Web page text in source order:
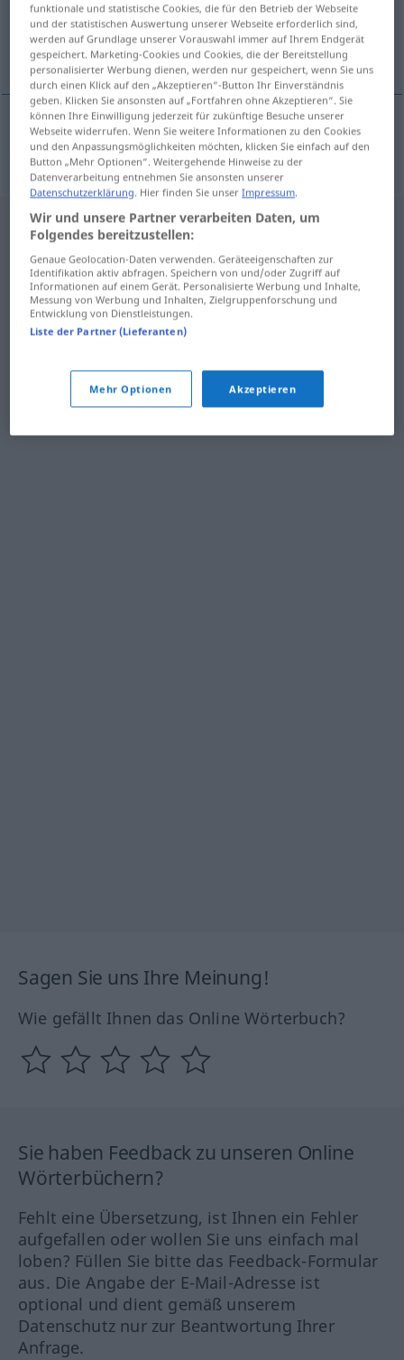
Übersicht aller Übersetzungen
(Für mehr Details die Übersetzung anklicken/antippen)
pozivati → siehe „pozvati“
Sagen Sie uns Ihre Meinung!
Wie gefällt Ihnen das Online Wörterbuch?
Sie haben Feedback zu unseren Online
Wörterbüchern?
Fehlt eine Übersetzung, ist Ihnen ein Fehler
aufgefallen oder wollen Sie uns einfach mal
loben? Füllen Sie bitte das Feedback-Formular
aus. Die Angabe der E-Mail-Adresse ist
optional und dient gemäß unserem
Datenschutz nur zur Beantwortung Ihrer
Anfrage.
funktionale und statistische Cookies, die für den Betrieb der Webseite
und der statistischen Auswertung unserer Webseite erforderlich sind,
werden auf Grundlage unserer Vorauswahl immer auf Ihrem Endgerät
gespeichert. Marketing-Cookies und Cookies, die der Bereitstellung
personalisierter Werbung dienen, werden nur gespeichert, wenn Sie uns
durch einen Klick auf den „Akzeptieren“-Button Ihr Einverständnis
geben. Klicken Sie ansonsten auf „Fortfahren ohne Akzeptieren“. Sie
können Ihre Einwilligung jederzeit für zukünftige Besuche unserer
Webseite widerrufen. Wenn Sie weitere Informationen zu den Cookies
und den Anpassungsmöglichkeiten möchten, klicken Sie einfach auf den
Button „Mehr Optionen“. Weitergehende Hinweise zu der
Datenverarbeitung entnehmen Sie ansonsten unserer
Datenschutzerklärung. Hier finden Sie unserImpressum.
Wir und unsere Partner verarbeiten Daten, um
Folgendes bereitzustellen:
Genaue Geolocation-Daten verwenden. Geräteeigenschaften zur
Identifikation aktiv abfragen. Speichern von und/oder Zugriff auf
Informationen auf einem Gerät. Personalisierte Werbung und Inhalte,
Messung von Werbung und Inhalten, Zielgruppenforschung und
Entwicklung von Dienstleistungen.
Liste der Partner (Lieferanten)
Mehr Optionen Akzeptieren